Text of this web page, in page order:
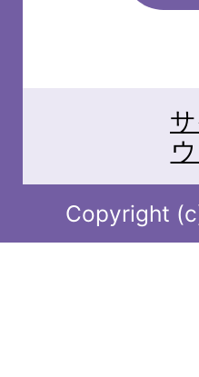
Copyright